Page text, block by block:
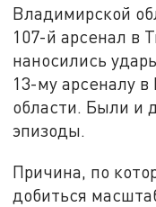
Владимирской
107-й арсенал в
наносились
13-му арсеналу в
области. Были и
эпизоды.
Причина, по
добиться